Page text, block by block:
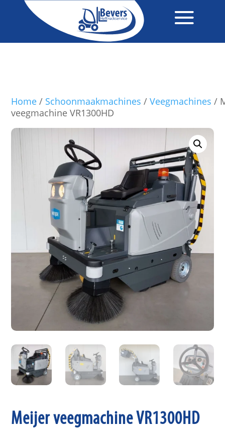
Home / Schoonmaakmachines /Veegmachines /
veegmachine VR1300HD
Meijer veegmachine VR1300HD